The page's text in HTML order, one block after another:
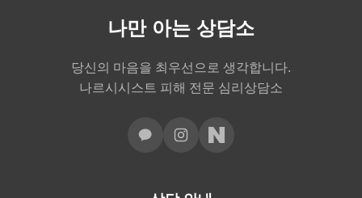
나만 아는 상담소
당신의 마음을 최우선으로 생각합니다.
나르시시스트 피해 전문 심리상담소